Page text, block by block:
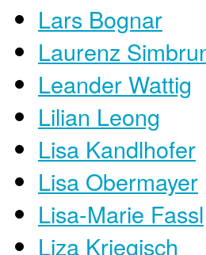
Lars Bognar
Laurenz
Leander Wattig
Lilian Leong
Lisa Kandlhofer
Lisa Obermayer
Lisa-Marie Fassl
Liza Kriegisch